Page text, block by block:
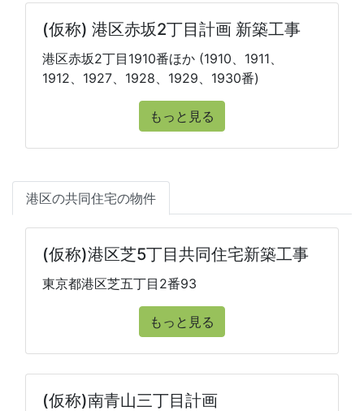
(仮称) 港区赤坂2丁目計画 新築工事
港区赤坂2丁目1910番ほか (1910、1911、
1912、1927、1928、1929、1930番)
もっと見る
港区の共同住宅の物件
(仮称)港区芝5丁目共同住宅新築工事
東京都港区芝五丁目2番93
もっと見る
(仮称)南青山三丁目計画